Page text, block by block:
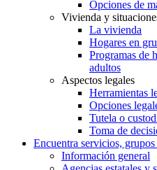
Opciones de
Vivienda y
La vivienda
Hogares en
Programas de
adultos
Aspectos legales
Herramientas
Opciones
Tutela o
Toma de
Encuentra servicios,
Información general